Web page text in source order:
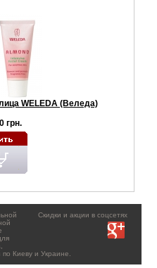
WELEDA (Веледа)
грн.
Скидки и акции в соцсетях
Киеву и Украине.